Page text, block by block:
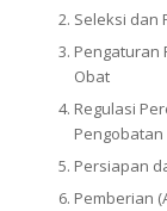
Seleksi dan
Pengaturan
Obat
Regulasi
Pengobatan
Persiapan
Pemberian